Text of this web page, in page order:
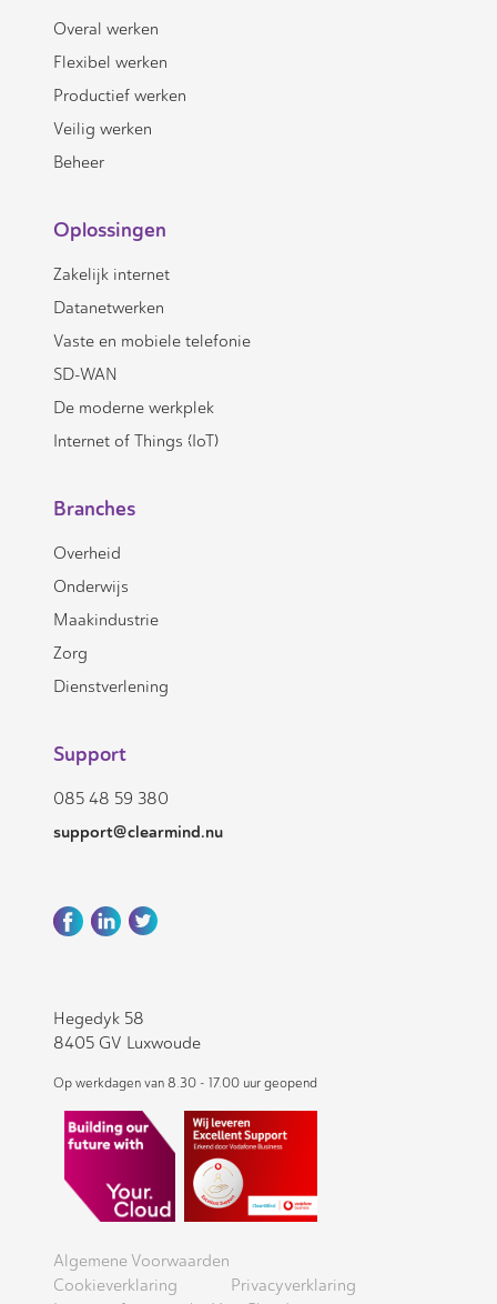
Overal werken
Flexibel werken
Productief werken
Veilig werken
Beheer
Oplossingen
Zakelijk internet
Datanetwerken
Vaste en mobiele telefonie
SD-WAN
De moderne werkplek
Internet of Things (IoT)
Branches
Overheid
Onderwijs
Maakindustrie
Zorg
Dienstverlening
Support
085 48 59 380
support@clearmind.nu
Hegedyk 58
8405 GV Luxwoude
Op werkdagen van 8.30 - 17.00 uur geopend
Algemene Voorwaarden
Cookieverklaring
Privacyverklaring